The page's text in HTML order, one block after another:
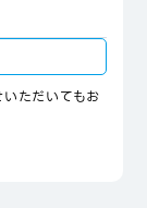
ただいてもお